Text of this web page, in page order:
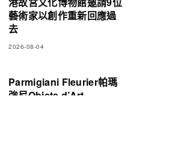
藝術家以創作重新回應過
去
2026-08-04
Parmigiani Fleurier帕瑪
強尼Objets d’Art